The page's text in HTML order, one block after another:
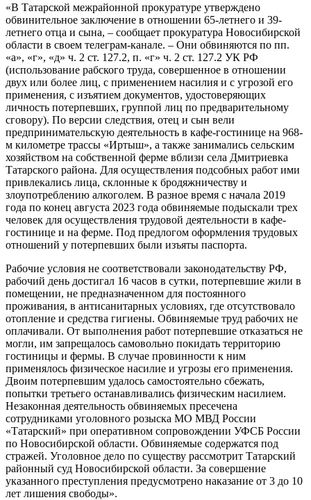
«В Татарской межрайонной прокуратуре утверждено
обвинительное заключение в отношении 65-летнего и 39-
летнего отца и сына, – сообщает прокуратура Новосибирской
области в своем телеграм-канале. – Они обвиняются по пп.
«а», «г», «д» ч. 2 ст. 127.2, п. «г» ч. 2 ст. 127.2 УК РФ
(использование рабского труда, совершенное в отношении
двух или более лиц, с применением насилия и с угрозой его
применения, с изъятием документов, удостоверяющих
личность потерпевших, группой лиц по предварительному
сговору). По версии следствия, отец и сын вели
предпринимательскую деятельность в кафе-гостинице на 968-
м километре трассы «Иртыш», а также занимались сельским
хозяйством на собственной ферме вблизи села Дмитриевка
Татарского района. Для осуществления подсобных работ ими
привлекались лица, склонные к бродяжничеству и
злоупотреблению алкоголем. В разное время с начала 2019
года по конец августа 2023 года обвиняемые подыскали трех
человек для осуществления трудовой деятельности в кафе-
гостинице и на ферме. Под предлогом оформления трудовых
отношений у потерпевших были изъяты паспорта.
Рабочие условия не соответствовали законодательству РФ,
рабочий день достигал 16 часов в сутки, потерпевшие жили в
помещении, не предназначенном для постоянного
проживания, в антисанитарных условиях, где отсутствовало
отопление и средства гигиены. Обвиняемые труд рабочих не
оплачивали. От выполнения работ потерпевшие отказаться не
могли, им запрещалось самовольно покидать территорию
гостиницы и фермы. В случае провинности к ним
применялось физическое насилие и угрозы его применения.
Двоим потерпевшим удалось самостоятельно сбежать,
попытки третьего останавливались физическим насилием.
Незаконная деятельность обвиняемых пресечена
сотрудниками уголовного розыска МО МВД России
«Татарский» при оперативном сопровождении УФСБ России
по Новосибирской области. Обвиняемые содержатся под
стражей. Уголовное дело по существу рассмотрит Татарский
районный суд Новосибирской области. За совершение
указанного преступления предусмотрено наказание от 3 до 10
лет лишения свободы».